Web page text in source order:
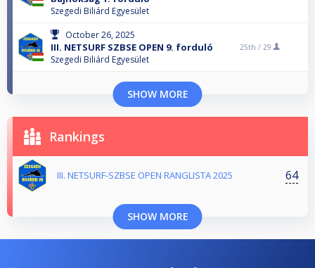
Szegedi Biliárd Egyesület
October 26, 2025
III. NETSURF SZBSE OPEN 9. forduló
Szegedi Biliárd Egyesület
25th / 29
SHOW MORE
Rankings
III. NETSURF-SZBSE OPEN RANGLISTA 2025 64
SHOW MORE